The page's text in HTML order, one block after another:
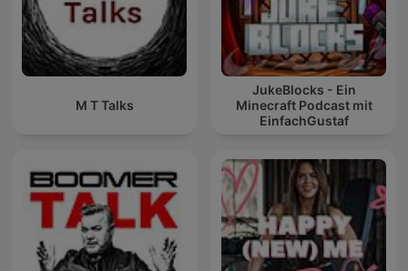
M T Talks
JukeBlocks - Ein
Minecraft Podcast mit
EinfachGustaf